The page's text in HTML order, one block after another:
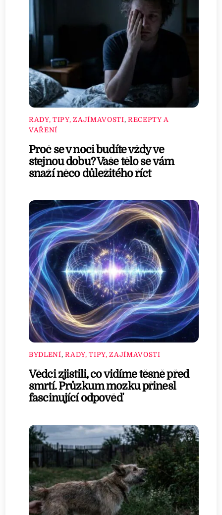
RADY, TIPY, ZAJÍMAVOSTI, RECEPTY A
VAŘENÍ
Proč se v noci budíte vždy ve
stejnou dobu? Vaše tělo se vám
snaží něco důležitého říct
BYDLENÍ,RADY, TIPY, ZAJÍMAVOSTI
Vědci zjistili, co vidíme těsně před
smrtí. Průzkum mozku přinesl
fascinující odpověď